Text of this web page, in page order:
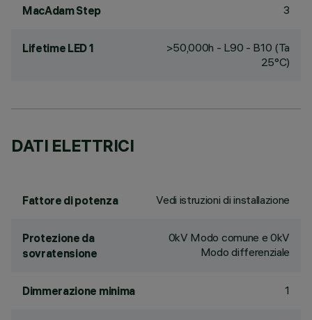
MacAdam Step 3
Lifetime LED 1
>50,000h - L90 - B10 (Ta
25°C)
DATI ELETTRICI
Fattore di potenza Vedi istruzioni di installazione
Protezione da
sovratensione
0kV Modo comune e 0kV
Modo differenziale
Dimmerazione minima 1